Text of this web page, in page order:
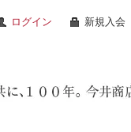
ログイン 新規入会